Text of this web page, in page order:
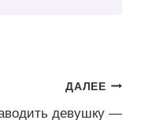
ДАЛЕЕ
девушку —